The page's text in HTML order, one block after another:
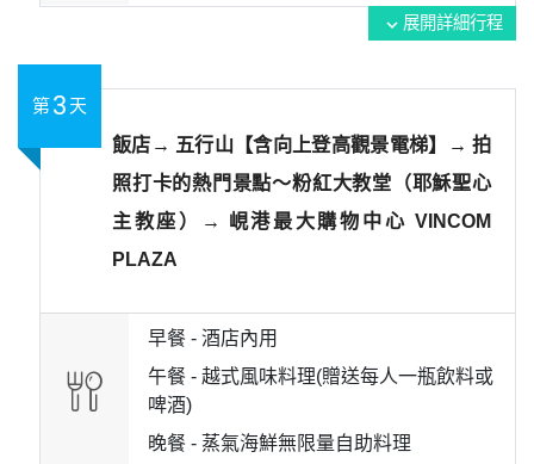
expand_more 展開詳細行程
第3 天
飯店→ 五行山【含向上登高觀景電梯】→ 拍
照打卡的熱門景點～粉紅大教堂（耶穌聖心
主教座）→ 峴港最大購物中心 VINCOM
PLAZA
早餐 - 酒店內用
午餐 - 越式風味料理(贈送每人一瓶飲料或
啤酒)
晚餐 - 蒸氣海鮮無限量自助料理